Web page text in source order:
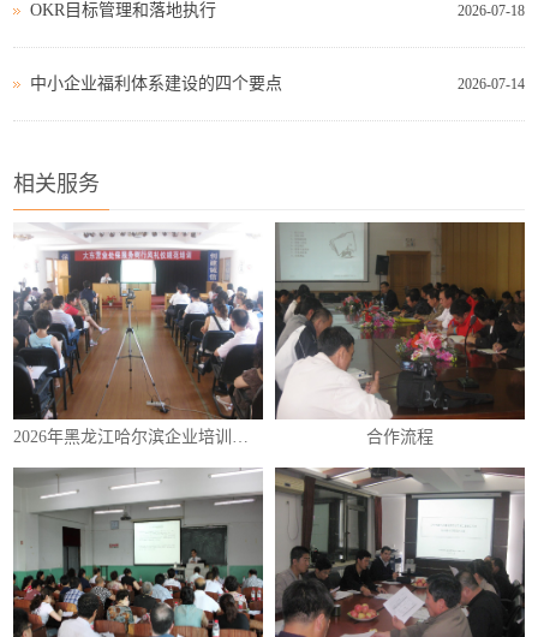
2026-07-18
OKR目标管理和落地执行
2026-07-14
中小企业福利体系建设的四个要点
相关服务
2026年黑龙江哈尔滨企业培训（内训）课程表 合作流程